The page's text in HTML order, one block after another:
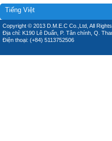
Tiếng Việt
Copyright © 2013 D.M.E.C Co.,Ltd, All
Địa chỉ: K190 Lê Duẩn, P. Tân chính, Q.
Điện thoại: (+84) 5113752506